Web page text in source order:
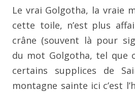
Le vrai Golgotha, la vraie
cette toile, n’est plus
crâne (souvent là pour
du mot Golgotha, tel que
certains supplices de
montagne sainte ici c’est